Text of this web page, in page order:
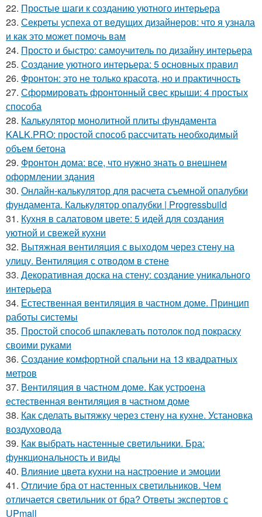
22. Простые шаги к созданию уютного интерьера
23. Секреты успеха от ведущих дизайнеров: что я узнала
и как это может помочь вам
24. Просто и быстро: самоучитель по дизайну интерьера
25. Создание уютного интерьера: 5 основных правил
26. Фронтон: это не только красота, но и практичность
27. Сформировать фронтонный свес крыши: 4 простых
способа
28. Калькулятор монолитной плиты фундамента
KALK.PRO: простой способ рассчитать необходимый
объем бетона
29. Фронтон дома: все, что нужно знать о внешнем
оформлении здания
30. Онлайн-калькулятор для расчета съемной опалубки
фундамента. Калькулятор опалубки | Progressbuild
31. Кухня в салатовом цвете: 5 идей для создания
уютной и свежей кухни
32. Вытяжная вентиляция с выходом через стену на
улицу. Вентиляция с отводом в стене
33. Декоративная доска на стену: создание уникального
интерьера
34. Естественная вентиляция в частном доме. Принцип
работы системы
35. Простой способ шпаклевать потолок под покраску
своими руками
36. Создание комфортной спальни на 13 квадратных
метров
37. Вентиляция в частном доме. Как устроена
естественная вентиляция в частном доме
38. Как сделать вытяжку через стену на кухне. Установка
воздуховода
39. Как выбрать настенные светильники. Бра:
функциональность и виды
40. Влияние цвета кухни на настроение и эмоции
41. Отличие бра от настенных светильников. Чем
отличается светильник от бра? Ответы экспертов с
UPmall